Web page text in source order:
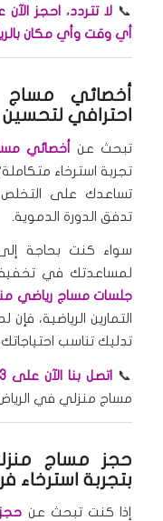
📞
أي وقت وأي مكان
أخصائي مساج
احترافي
تبحث عن أخصائي
تجربة استرخاء
تساعدك على التخلص
تدفق الدورة الدموية.
سواء كنت بحاجة
لمساعدتك في تخفيف
جلسات مساج رياضي
التمارين الرياضية،
تدليك تناسب
📞 اتصل بنا الآن على 0551416363
مساج منزلي في
حجز مساج
بتجربة استرخاء
إذا كنت تبحث عن